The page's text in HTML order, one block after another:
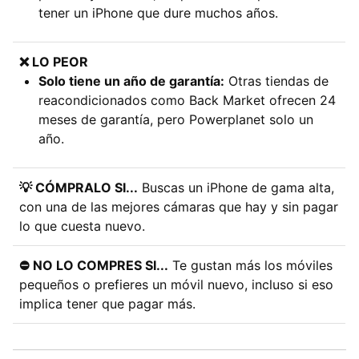
tener un iPhone que dure muchos años.
❌ LO PEOR
Solo tiene un año de garantía: Otras tiendas de
reacondicionados como Back Market ofrecen 24
meses de garantía, pero Powerplanet solo un
año.
💡 CÓMPRALO SI... Buscas un iPhone de gama alta,
con una de las mejores cámaras que hay y sin pagar
lo que cuesta nuevo.
⛔ NO LO COMPRES SI... Te gustan más los móviles
pequeños o prefieres un móvil nuevo, incluso si eso
implica tener que pagar más.